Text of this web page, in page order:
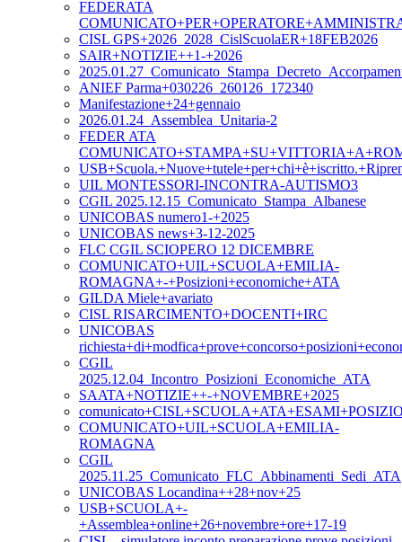
FEDERATA
CISL GPS+2026_2028_CislScuolaER+18FEB2026
SAIR+NOTIZIE++1-+2026
ANIEF Parma+030226_260126_172340
Manifestazione+24+gennaio
2026.01.24_Assemblea_Unitaria-2
FEDER ATA
UIL MONTESSORI-INCONTRA-AUTISMO3
CGIL 2025.12.15_Comunicato_Stampa_Albanese
UNICOBAS numero1-+2025
UNICOBAS news+3-12-2025
FLC CGIL SCIOPERO 12 DICEMBRE
COMUNICATO+UIL+SCUOLA+EMILIA-
ROMAGNA+-+Posizioni+economiche+ATA
GILDA Miele+avariato
CISL RISARCIMENTO+DOCENTI+IRC
UNICOBAS
CGIL
2025.12.04_Incontro_Posizioni_Economiche_ATA
SAATA+NOTIZIE++-+NOVEMBRE+2025
COMUNICATO+UIL+SCUOLA+EMILIA-
ROMAGNA
CGIL
2025.11.25_Comunicato_FLC_Abbinamenti_Sedi_ATA
UNICOBAS Locandina++28+nov+25
USB+SCUOLA+-
+Assemblea+online+26+novembre+ore+17-19